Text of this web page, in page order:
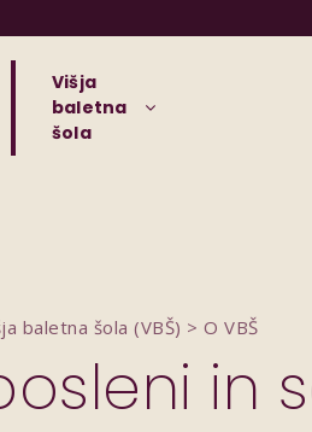
Višja
baletna
šola
baletna šola (VBŠ) > O VBŠ
in